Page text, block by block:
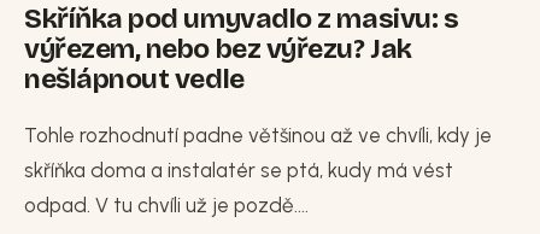
Skříňka pod umyvadlo z masivu: s
výřezem, nebo bez výřezu? Jak
nešlápnout vedle
Tohle rozhodnutí padne většinou až ve chvíli, kdy je
skříňka doma a instalatér se ptá, kudy má vést
odpad. V tu chvíli už je pozdě....